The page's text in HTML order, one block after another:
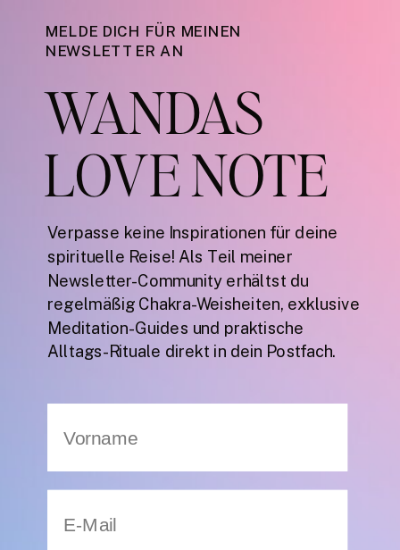
MELDE DICH FÜR MEINEN
NEWSLETTER AN
WANDAS
LOVE NOTE
Verpasse keine Inspirationen für deine
spirituelle Reise! Als Teil meiner
Newsletter-Community erhältst du
regelmäßig Chakra-Weisheiten, exklusive
Meditation-Guides und praktische
Alltags-Rituale direkt in dein Postfach.